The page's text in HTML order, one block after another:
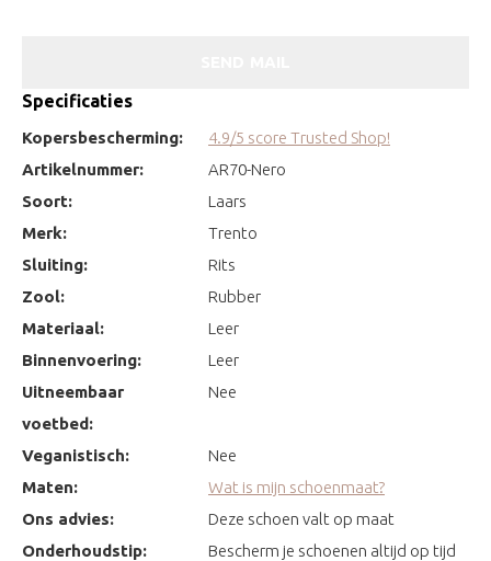
Specificaties
Kopersbescherming:
4.9/5 score Trusted Shop!
Artikelnummer:
AR70-Nero
Soort:
Laars
Merk:
Trento
Sluiting:
Rits
Zool:
Rubber
Materiaal:
Leer
Binnenvoering:
Leer
Uitneembaar
voetbed:
Nee
Veganistisch:
Nee
Maten:
Wat is mijn schoenmaat?
Ons advies:
Deze schoen valt op maat
Onderhoudstip:
Bescherm je schoenen altijd op tijd